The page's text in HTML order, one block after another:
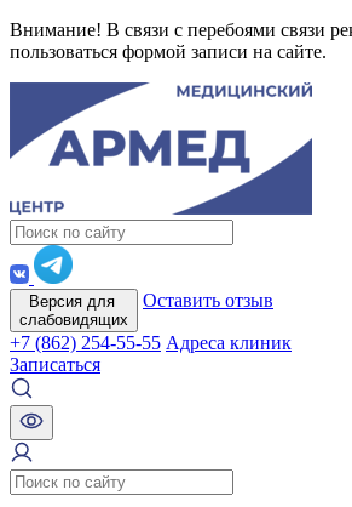
Внимание! В связи с перебоями связи
пользоваться формой записи на сайте.
Версия для
слабовидящих
Оставить отзыв
+7 (862) 254-55-55 Адреса клиник
Записаться